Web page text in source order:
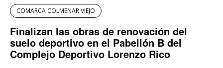
COMARCA COLMENAR VIEJO
Finalizan las obras de renovación del
suelo deportivo en el Pabellón B del
Complejo Deportivo Lorenzo Rico